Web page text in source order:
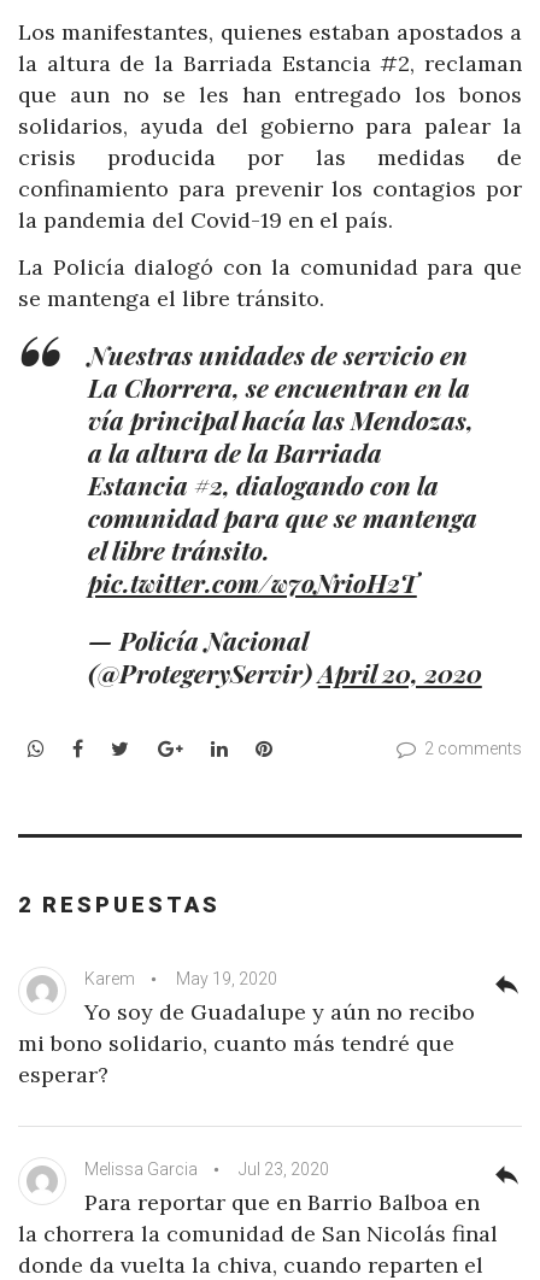
Los manifestantes, quienes estaban apostados a
la altura de la Barriada Estancia #2, reclaman
que aun no se les han entregado los bonos
solidarios, ayuda del gobierno para palear la
crisis producida por las medidas de
confinamiento para prevenir los contagios por
la pandemia del Covid-19 en el país.
La Policía dialogó con la comunidad para que
se mantenga el libre tránsito.
Nuestras unidades de servicio en
La Chorrera, se encuentran en la
vía principal hacía las Mendozas,
a la altura de la Barriada
Estancia #2, dialogando con la
comunidad para que se mantenga
el libre tránsito.
pic.twitter.com/w7oNrioH2T
— Policía Nacional
(@ProtegeryServir)April 20, 2020
WhatsApp
Facebook
TwitterGoogle+LinkedInPinterest 2 comments
2 RESPUESTAS
Karem May 19, 2020
Yo soy de Guadalupe y aún no recibo
mi bono solidario, cuanto más tendré que
esperar?
reply
Melissa Garcia Jul 23, 2020
Para reportar que en Barrio Balboa en
la chorrera la comunidad de San Nicolás final
donde da vuelta la chiva, cuando reparten el
reply